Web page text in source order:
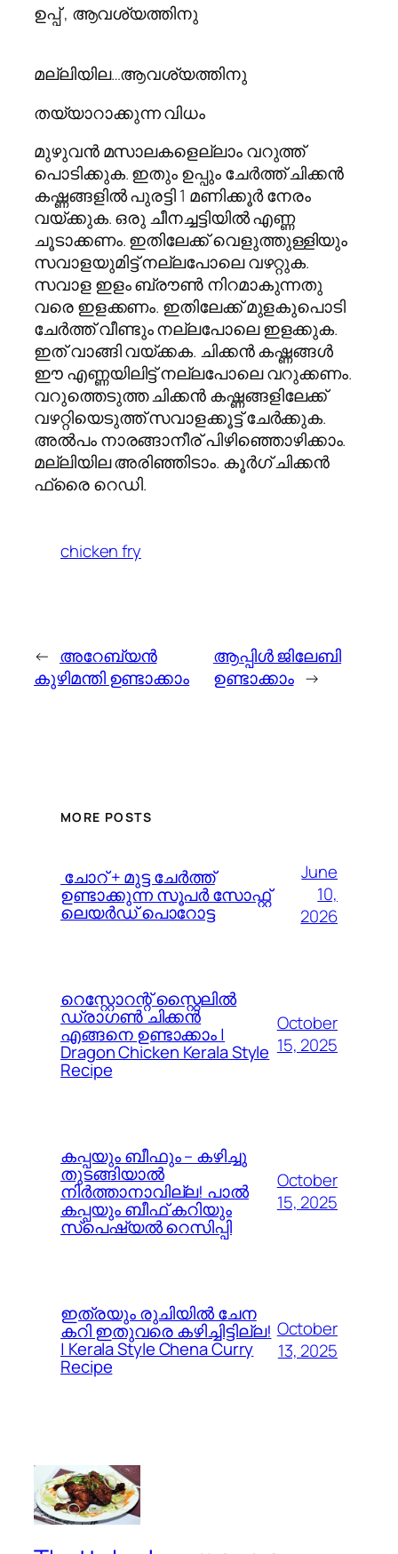
ഉപ്പ് , ആവശ്യത്തിനു
മല്ലിയില…ആവശ്യത്തിനു
തയ്യാറാക്കുന്ന വിധം
മുഴുവന്‍ മസാലകളെല്ലാം വറുത്ത്
പൊടിക്കുക. ഇതും ഉപ്പും ചേര്‍ത്ത് ചിക്കന്‍
കഷ്ണങ്ങളില്‍ പുരട്ടി 1 മണിക്കൂര്‍ നേരം
വയ്ക്കുക. ഒരു ചീനച്ചട്ടിയില്‍ എണ്ണ
ചൂടാക്കണം. ഇതിലേക്ക് വെളുത്തുള്ളിയും
സവാളയുമിട്ട് നല്ലപോലെ വഴറ്റുക.
സവാള ഇളം ബ്രൗണ്‍ നിറമാകുന്നതു
വരെ ഇളക്കണം. ഇതിലേക്ക് മുളകുപൊടി
ചേര്‍ത്ത് വീണ്ടും നല്ലപോലെ ഇളക്കുക.
ഇത് വാങ്ങി വയ്ക്കക. ചിക്കന്‍ കഷ്ണങ്ങള്‍
ഈ എണ്ണയിലിട്ട് നല്ലപോലെ വറുക്കണം.
വറുത്തെടുത്ത ചിക്കന്‍ കഷ്ണങ്ങളിലേക്ക്
വഴറ്റിയെടുത്ത് സവാളക്കൂട്ട് ചേര്‍ക്കുക.
അല്‍പം നാരങ്ങാനീര് പിഴിഞ്ഞൊഴിക്കാം.
മല്ലിയില അരിഞ്ഞിടാം. കൂര്‍ഗ് ചിക്കന്‍
ഫ്രൈ റെഡി.
chicken fry
← അറേബ്യന്‍
കുഴിമന്തി ഉണ്ടാക്കാം
ആപ്പിള്‍ ജിലേബി
ഉണ്ടാക്കാം →
MORE POSTS
️ ചോറ് + മുട്ട ചേർത്ത്
ഉണ്ടാക്കുന്ന സൂപർ സോഫ്റ്റ്
ലെയർഡ് പൊറോട്ട
June
10,
2026
റെസ്റ്റോറന്റ് സ്റ്റൈലിൽ
ഡ്രാഗൺ ചിക്കൻ
എങ്ങനെ ഉണ്ടാക്കാം |
Dragon Chicken Kerala Style
Recipe
October
15, 2025
കപ്പയും ബീഫും – കഴിച്ചു
തുടങ്ങിയാൽ
നിർത്താനാവില്ല! പാൽ
കപ്പയും ബീഫ് കറിയും
സ്പെഷ്യൽ റെസിപ്പി
October
15, 2025
ഇത്രയും രുചിയിൽ ചേന
കറി ഇതുവരെ കഴിച്ചിട്ടില്ല!
| Kerala Style Chena Curry
Recipe
October
13, 2025